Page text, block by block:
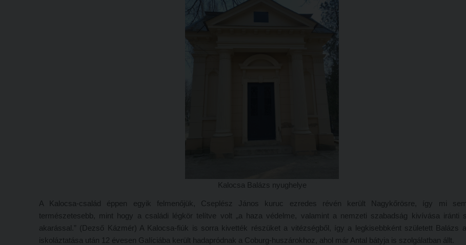
Kalocsa Balázs nyughelye
A Kalocsa-család éppen egyik felmenőjük, Cseplész János kuruc ezredes révén került Nagykőrösre, így mi
természetesebb, mint hogy a családi légkör telítve volt „a haza védelme, valamint a nemzeti szabadság kivívása iránti
akarással.” (Dezső Kázmér) A Kalocsa-fiúk is sorra kivették részüket a vitézségből, így a legkisebbként született Balázs
iskoláztatása után 12 évesen Galíciába került hadapródnak a Coburg-huszárokhoz, ahol már Antal bátyja is szolgálatban állt.